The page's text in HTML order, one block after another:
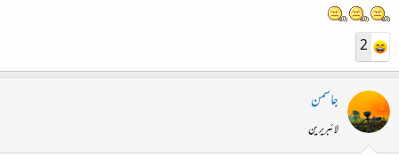
2
جاسمن
لائبریرین